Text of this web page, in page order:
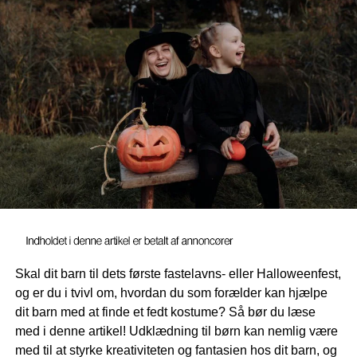
jeres baby, er simpelthen ved at prøve sig frem i starten.
Nogle gange kan man også søge inspiration fra andre
forældre erfaringer på nettet emd hensyn til pasform af de
mange mærker.
Babytøj af høj kvalitet
Det er vigtigt at kvaliteten i stoffet er god. Baby har en
meget sart hud, der meget nemt kan blive rød og irriteret.
Gå derfor efter blødt tøj, hvor der ikke er vildt markerede
sømme, der kan genere. Samtidig skal stoffet være
Der er af gode grunde meget fokus på allergi og miljø. Er
du selv allergiker eller vil du bare skåne dit barn mod
unødige kemikalier, så kan det være en idé at gå efter
økologisk babytøj. Der findes flere mærker, der
Skal dit barn til dets første fastelavns- eller Halloweenfest,
og er du i tvivl om, hvordan du som forælder kan hjælpe
dit barn med at finde et fedt kostume? Så bør du læse
med i denne artikel! Udklædning til børn kan nemlig være
med til at styrke kreativiteten og fantasien hos dit barn, og